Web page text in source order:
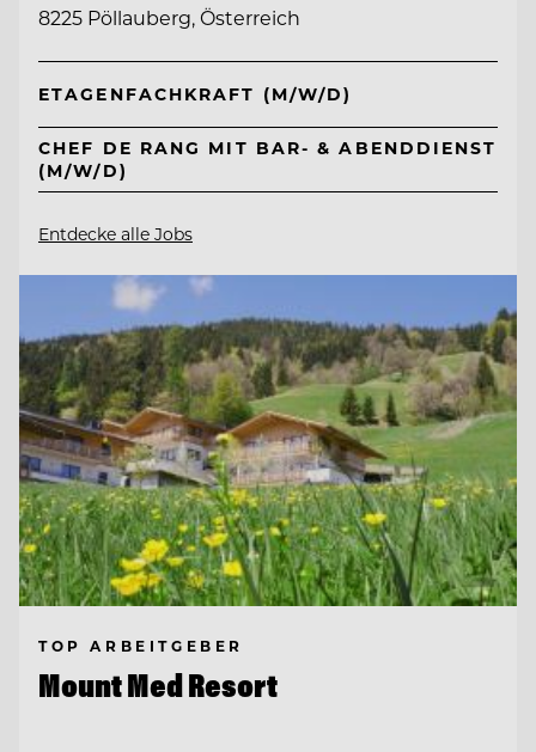
8225 Pöllauberg, Österreich
ETAGENFACHKRAFT (M/W/D)
CHEF DE RANG MIT BAR- & ABENDDIENST
(M/W/D)
Entdecke alle Jobs
TOP ARBEITGEBER
Mount Med Resort